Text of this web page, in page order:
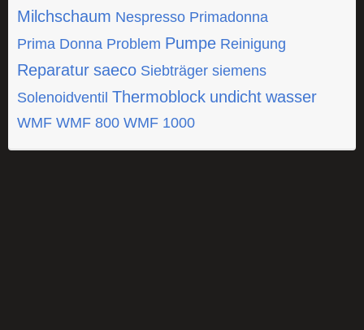
Milchschaum Nespresso Primadonna
Prima Donna Problem Pumpe Reinigung
Reparatur saeco Siebträger siemens
Solenoidventil Thermoblock undicht wasser
WMF WMF 800 WMF 1000